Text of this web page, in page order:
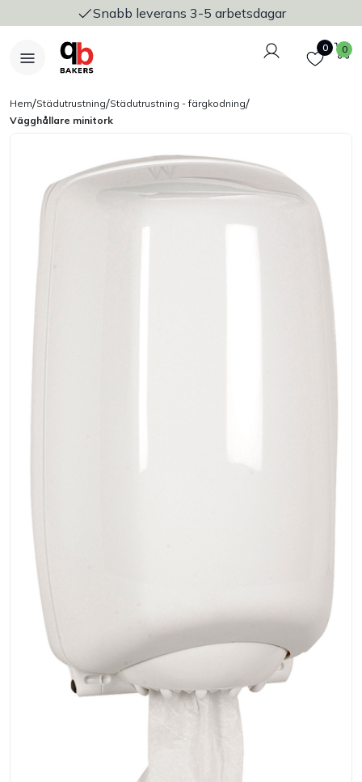
Snabb leverans 3-5 arbetsdagar
Logga in
Favoriter
0 0
Bakers Pureline
Arbetskläder
Plåtbyte
Hem/Städutrustning/Städutrustning - färgkodning/
Vägghållare minitork